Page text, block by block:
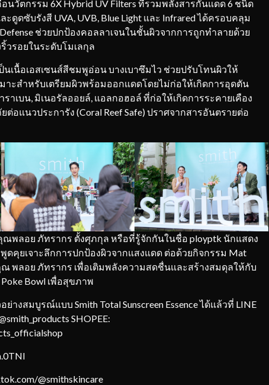
นวัตกรรม 6X Hybrid UV Filters ที่รวมพลังสารกันแดด 6 ชนิด
ดูดซับรังสี UVA, UVB, Blue Light และ Infrared ได้ครอบคลุม
ช่วยปกป้องคอลลาเจนในชั้นผิวจากการถูกทำลายด้วย
วรอยในระดับโมเลกุล
นื้อเอสเซนส์สีชมพูอ่อน บางเบาซึมไว ช่วยปรับโทนผิวให้
าะสำหรับเตรียมผิวพร้อมออกแดดโดยไม่ก่อให้เกิดการอุดตัน
ราเบน, มิเนอรัลออยล์, แอลกอฮอล์ ที่ก่อให้เกิดการระคายเคือง
อแนวประการัง (Coral Reef Safe) ปราศจากสารอันตรายต่อ
พลอย ภัทรากร ตั้งศุภกุล หรือที่รู้จักกันในชื่อ ployptk นักแสดง
ดคุยเจาะลึกการปกป้องผิวจากแสงแดด ต่อด้วยกิจกรรม Mat
คุณ พลอย ภัทรากร เพื่อเติมพลังความสดชื่นและสร้างสมดุลให้กับ
Bowl เพื่อสุขภาพ
งสมบูรณ์แบบ Smith Total Sunscreen Essence ได้แล้วที่ LINE
SHOPEE:
@smithskincare